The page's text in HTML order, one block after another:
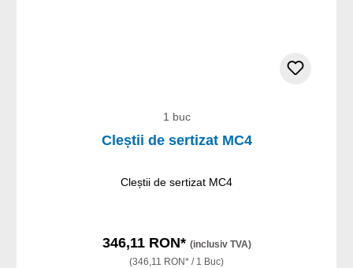
1 buc
Cleștii de sertizat MC4
Cleștii de sertizat MC4
346,11 RON* (inclusiv TVA)
(346,11 RON* / 1 Buc)